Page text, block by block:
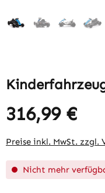
Regulärer Preis:
316,99 €
Preise inkl. MwSt. zzgl.
Nicht mehr